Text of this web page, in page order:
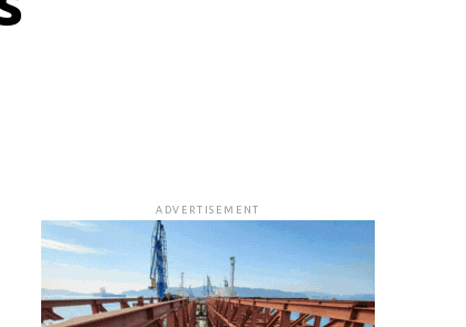
ADVERTISEMENT